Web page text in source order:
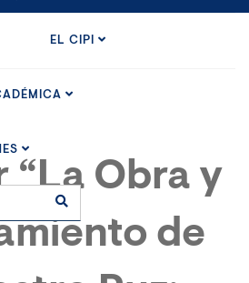
EL CIPI
“La Obra y
de